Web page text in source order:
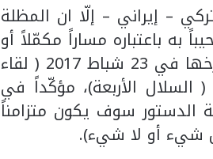
– إيراني – إلّا ان المظلة
به باعتباره مساراً مكمّلاً أو
رديفاً لمفاوضات جنيف التي برع ديمستورا أيّ براعة في شرخها في 23 شباط 2017 ( لقاء
( السلال الأربعة)، مؤكّداً في
سوف يكون متزامناً
شيء أو لا شيء).